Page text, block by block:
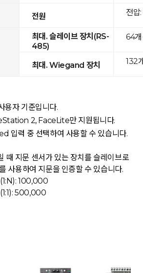
전원
최대. 슬레이브 장치(RS-
485)
최대. Wiegand 장치
전압
64개
132
용자 기준입니다.
2, FaceLite만 지원됩니다.
력 중 선택하여 사용할 수 있습니다.
때 지문 센서가 있는 장치를 슬레이브로
사용하여 지문을 인증할 수 있습니다.
100,000
500,000